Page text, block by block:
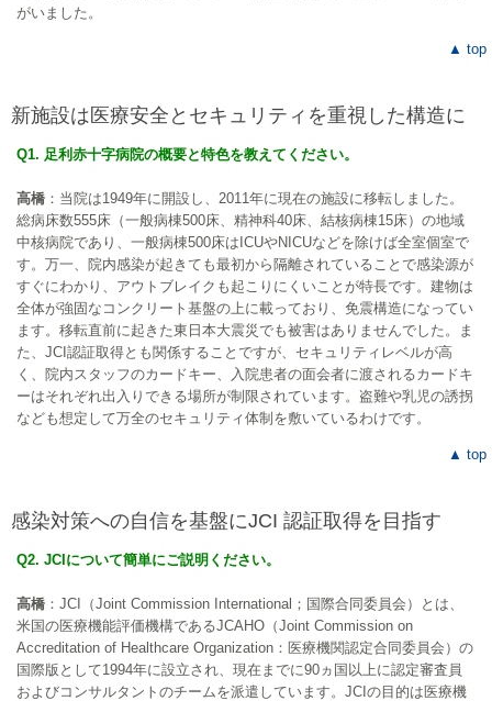
がいました。
▲ top
新施設は医療安全とセキュリティを重視した構造に
Q1. 足利赤十字病院の概要と特色を教えてください。
高橋 ：当院は1949年に開設し、2011年に現在の施設に移転しました。
総病床数555床（一般病棟500床、精神科40床、結核病棟15床）の地域
中核病院であり、一般病棟500床はICUやNICUなどを除けば全室個室で
す。万一、院内感染が起きても最初から隔離されていることで感染源が
すぐにわかり、アウトブレイクも起こりにくいことが特長です。建物は
全体が強固なコンクリート基盤の上に載っており、免震構造になってい
ます。移転直前に起きた東日本大震災でも被害はありませんでした。ま
た、JCI認証取得とも関係することですが、セキュリティレベルが高
く、院内スタッフのカードキー、入院患者の面会者に渡されるカードキ
ーはそれぞれ出入りできる場所が制限されています。盗難や乳児の誘拐
なども想定して万全のセキュリティ体制を敷いているわけです。
▲ top
感染対策への自信を基盤にJCI 認証取得を目指す
Q2. JCIについて簡単にご説明ください。
高橋 ：JCI（Joint Commission International；国際合同委員会）とは、
米国の医療機能評価機構であるJCAHO（Joint Commission on
Accreditation of Healthcare Organization：医療機関認定合同委員会）の
国際版として1994年に設立され、現在までに90ヵ国以上に認定審査員
およびコンサルタントのチームを派遣しています。JCIの目的は医療機